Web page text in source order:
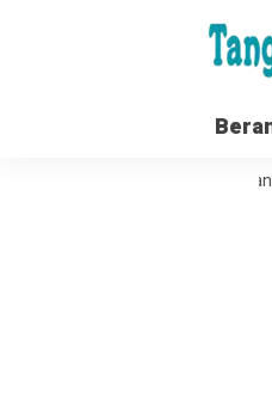
Tata Kelola Organisasi dan